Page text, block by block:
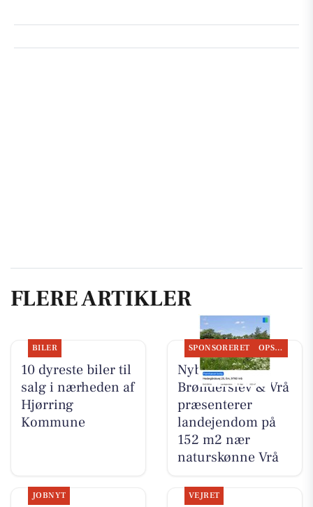
FLERE ARTIKLER
BILER
10 dyreste biler til
salg i nærheden af
Hjørring
Kommune
SPONSORERET OPSLAGSTAVLEN
Nybolig
Brønderslev & Vrå
præsenterer
landejendom på
152 m2 nær
naturskønne Vrå
JOBNYT VEJRET